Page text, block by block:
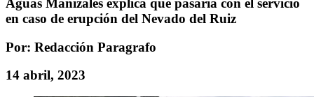
Aguas Manizales explica qué pasaría con el servicio
en caso de erupción del Nevado del Ruiz
Por: Redacción Paragrafo
14 abril, 2023